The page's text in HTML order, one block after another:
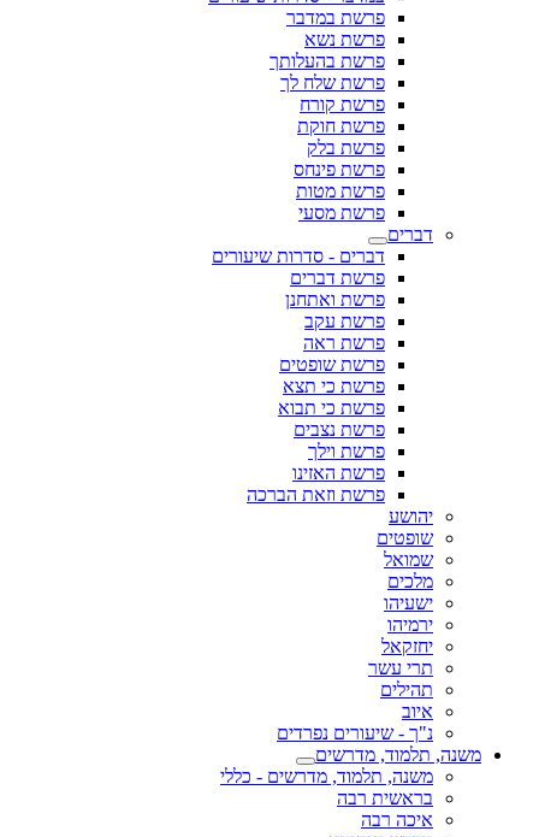
פרשת במדבר
פרשת נשא
פרשת בהעלותך
פרשת שלח לך
פרשת קורח
פרשת חוקת
פרשת בלק
פרשת פינחס
פרשת מטות
פרשת מסעי
דברים
דברים - סדרות שיעורים
פרשת דברים
פרשת ואתחנן
פרשת עקב
פרשת ראה
פרשת שופטים
פרשת כי תצא
פרשת כי תבוא
פרשת נצבים
פרשת וילך
פרשת האזינו
פרשת וזאת הברכה
יהושע
שופטים
שמואל
מלכים
ישעיהו
ירמיהו
יחזקאל
תרי עשר
תהילים
איוב
נ"ך - שיעורים נפרדים
משנה, תלמוד, מדרשים
משנה, תלמוד, מדרשים - כללי
בראשית רבה
איכה רבה